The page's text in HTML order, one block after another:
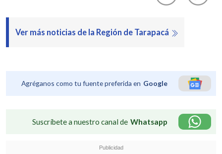
Ver más noticias de la Región de Tarapacá
Agréganos como tu fuente preferida en Google
Suscríbete a nuestro canal de Whatsapp